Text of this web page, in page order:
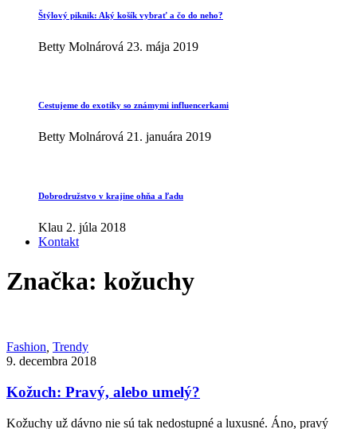
Štýlový piknik: Aký košík vybrať a čo do neho?
Betty Molnárová 23. mája 2019
Cestujeme do exotiky so známymi influencerkami
Betty Molnárová 21. januára 2019
Dobrodružstvo v krajine ohňa a ľadu
Klau 2. júla 2018
Kontakt
Značka: kožuchy
Fashion Trendy
9. decembra 2018
Kožuch: Pravý, alebo umelý?
Kožuchy už dávno nie sú tak nedostupné a luxusné. Áno, pravý